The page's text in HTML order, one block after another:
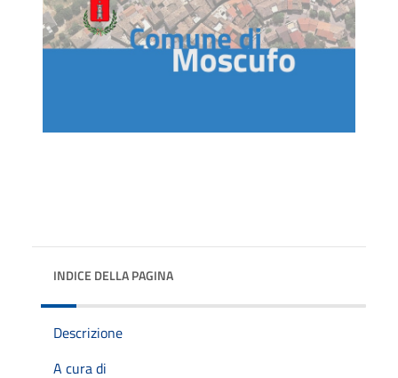
INDICE DELLA PAGINA
Descrizione
A cura di